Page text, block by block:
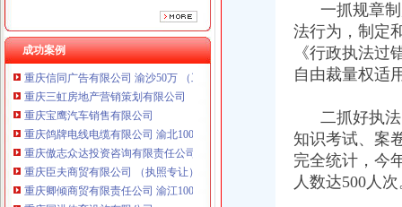
成功案例
重庆海谛升进出口贸易有限公司 渝北100万 （进出口权）
重庆奕欣锦诚商贸有限公司 渝九50万 （工商注册）
重庆信同广告有限公司 渝沙50万 （工商注册）
重庆三虹房地产营销策划有限公司
重庆宝鹰汽车销售有限公司
重庆鸽牌电线电缆有限公司 渝北10010万 (进出口权)
重庆傲志众达投资咨询有限责任公司 渝九1000万 （增资）
重庆臣夫商贸有限公司 （执照专让）
重庆卿倾商贸有限责任公司 渝江100万 （工商注册）
重庆国洪体育设施有限公司
一抓规章制
法行为，制定
《行政执法
自由裁量权适
二抓好执法
知识考试、案
完全统计，今
人数达500人